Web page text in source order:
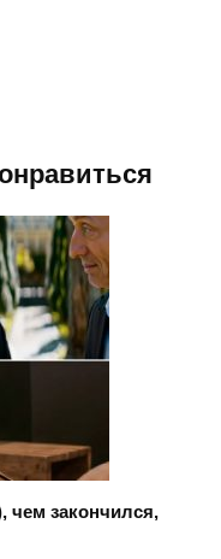
чем закончился,